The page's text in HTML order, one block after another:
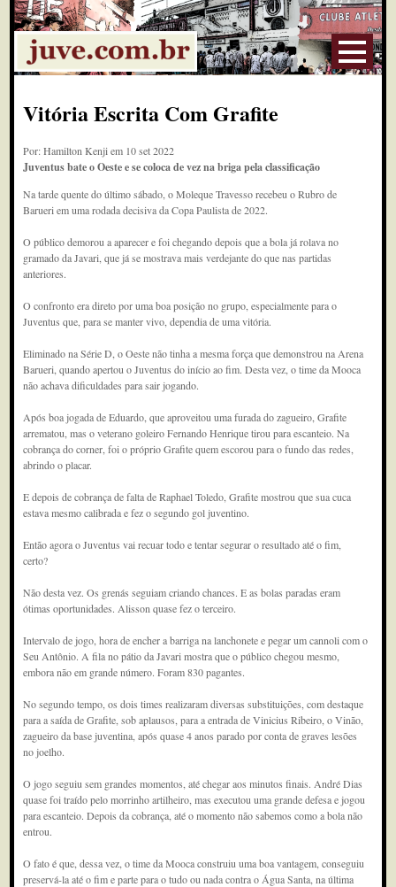
Vitória Escrita Com Grafite
Por: Hamilton Kenji em 10 set 2022
Juventus bate o Oeste e se coloca de vez na briga pela classificação
Na tarde quente do último sábado, o Moleque Travesso recebeu o Rubro de
Barueri em uma rodada decisiva da Copa Paulista de 2022.
O público demorou a aparecer e foi chegando depois que a bola já rolava no
gramado da Javari, que já se mostrava mais verdejante do que nas partidas
anteriores.
O confronto era direto por uma boa posição no grupo, especialmente para o
Juventus que, para se manter vivo, dependia de uma vitória.
Eliminado na Série D, o Oeste não tinha a mesma força que demonstrou na Arena
Barueri, quando apertou o Juventus do início ao fim. Desta vez, o time da Mooca
não achava dificuldades para sair jogando.
Após boa jogada de Eduardo, que aproveitou uma furada do zagueiro, Grafite
arrematou, mas o veterano goleiro Fernando Henrique tirou para escanteio. Na
cobrança do corner, foi o próprio Grafite quem escorou para o fundo das redes,
abrindo o placar.
E depois de cobrança de falta de Raphael Toledo, Grafite mostrou que sua cuca
estava mesmo calibrada e fez o segundo gol juventino.
Então agora o Juventus vai recuar todo e tentar segurar o resultado até o fim,
certo?
Não desta vez. Os grenás seguiam criando chances. E as bolas paradas eram
ótimas oportunidades. Alisson quase fez o terceiro.
Intervalo de jogo, hora de encher a barriga na lanchonete e pegar um cannoli com o
Seu Antônio. A fila no pátio da Javari mostra que o público chegou mesmo,
embora não em grande número. Foram 830 pagantes.
No segundo tempo, os dois times realizaram diversas substituições, com destaque
para a saída de Grafite, sob aplausos, para a entrada de Vinicius Ribeiro, o Vinão,
zagueiro da base juventina, após quase 4 anos parado por conta de graves lesões
no joelho.
O jogo seguiu sem grandes momentos, até chegar aos minutos finais. André Dias
quase foi traído pelo morrinho artilheiro, mas executou uma grande defesa e jogou
para escanteio. Depois da cobrança, até o momento não sabemos como a bola não
entrou.
O fato é que, dessa vez, o time da Mooca construiu uma boa vantagem, conseguiu
preservá-la até o fim e parte para o tudo ou nada contra o Água Santa, na última